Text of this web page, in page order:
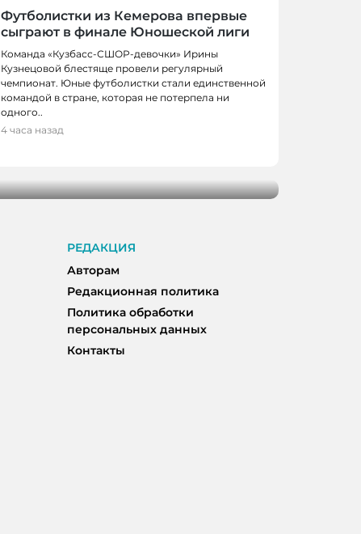
Футболистки из Кемерова впервые
сыграют в финале Юношеской лиги
Команда «Кузбасс-СШОР-девочки» Ирины
Кузнецовой блестяще провели регулярный
чемпионат. Юные футболистки стали единственной
командой в стране, которая не потерпела ни
одного..
4 часа назад
РЕДАКЦИЯ
Авторам
Редакционная политика
Политика обработки
персональных данных
Контакты